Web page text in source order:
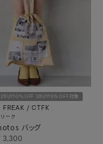
2BUY10％OFF 3BUY15％OFF対象
FREAK / CTFK
ーク
バッグ
3,300